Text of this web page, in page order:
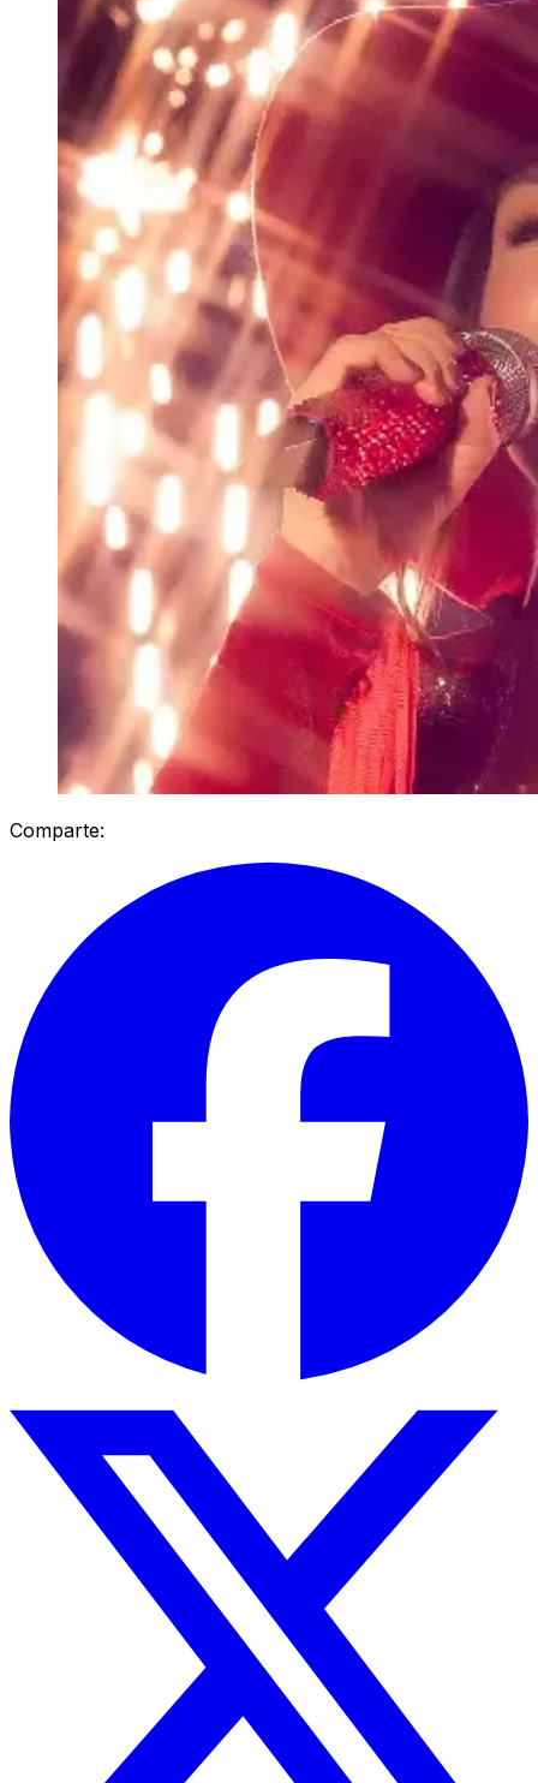
Comparte: